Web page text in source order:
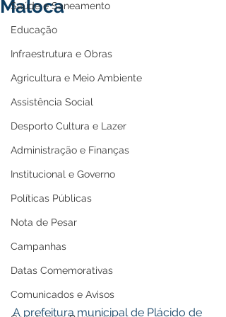
Saúde e Saneamento
Educação
Infraestrutura e Obras
Agricultura e Meio Ambiente
Assistência Social
Desporto Cultura e Lazer
Administração e Finanças
Institucional e Governo
Políticas Públicas
Nota de Pesar
Campanhas
Datas Comemorativas
Comunicados e Avisos
Maloca
A prefeitura municipal de Plácido de